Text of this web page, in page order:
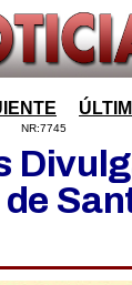
NR:7745